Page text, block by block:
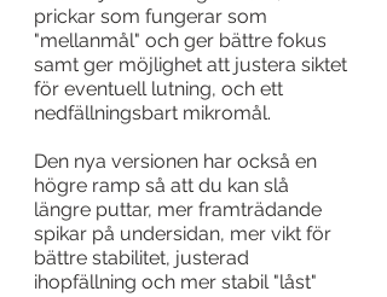
prickar som fungerar som
"mellanmål" och ger bättre fokus
samt ger möjlighet att justera siktet
för eventuell lutning, och ett
nedfällningsbart mikromål.
Den nya versionen har också en
högre ramp så att du kan slå
längre puttar, mer framträdande
spikar på undersidan, mer vikt för
bättre stabilitet, justerad
ihopfällning och mer stabil "låst"